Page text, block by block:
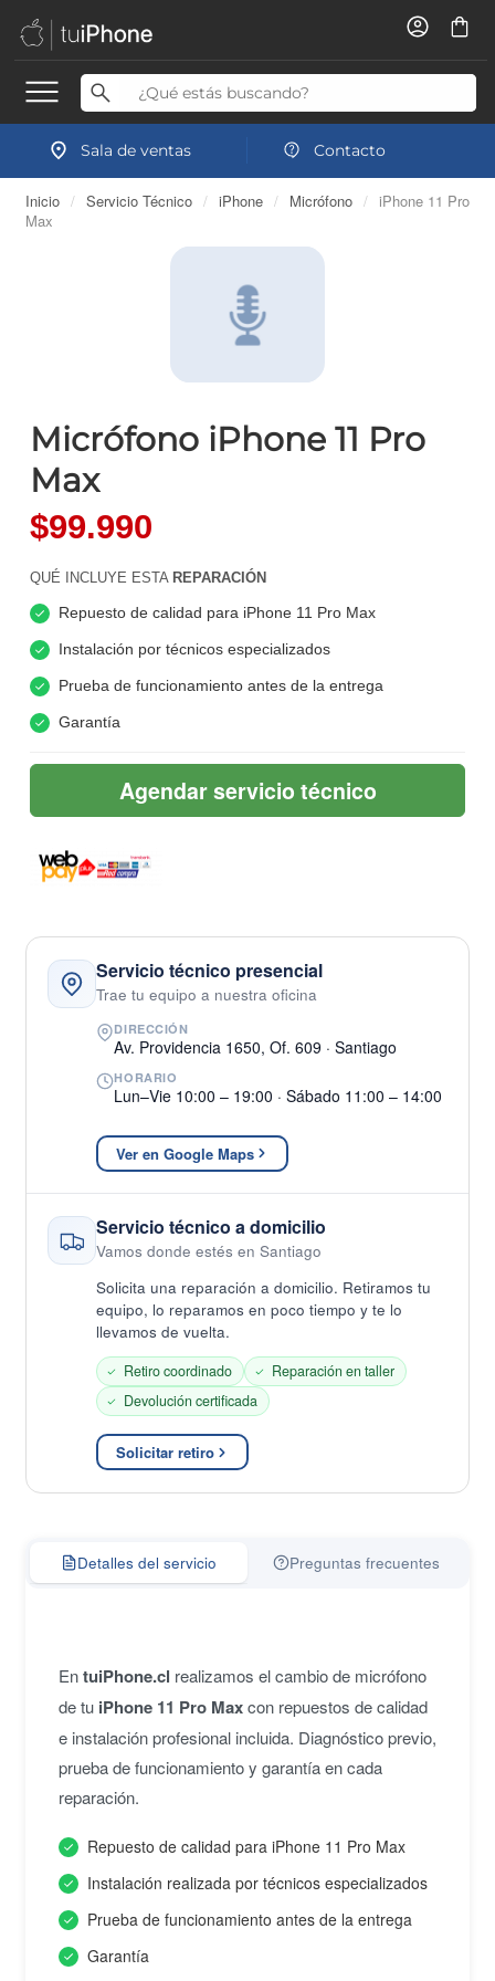
Sala de ventas Contacto
Inicio / Servicio Técnico / iPhone / Micrófono / iPhone 11 Pro
Max
Micrófono iPhone 11 Pro
Max
$99.990
QUÉ INCLUYE ESTA REPARACIÓN
Repuesto de calidad para iPhone 11 Pro Max
Instalación por técnicos especializados
Prueba de funcionamiento antes de la entrega
Garantía
Agendar servicio técnico
Servicio técnico presencial
Trae tu equipo a nuestra oficina
DIRECCIÓN
Av. Providencia 1650, Of. 609 · Santiago
HORARIO
Lun–Vie 10:00 – 19:00 · Sábado 11:00 – 14:00
Ver en Google Maps
Servicio técnico a domicilio
Vamos donde estés en Santiago
Solicita una reparación a domicilio. Retiramos tu
equipo, lo reparamos en poco tiempo y te lo
llevamos de vuelta.
Retiro coordinado
Reparación en taller
Devolución certificada
Solicitar retiro
Detalles del servicio Preguntas frecuentes
EntuiPhone.cl realizamos el cambio de micrófono
de tu iPhone 11 Pro Maxcon repuestos de calidad
e instalación profesional incluida. Diagnóstico previo,
prueba de funcionamiento y garantía en cada
reparación.
Repuesto de calidad para iPhone 11 Pro Max
Instalación realizada por técnicos especializados
Prueba de funcionamiento antes de la entrega
Garantía